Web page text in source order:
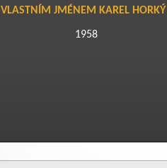
VLASTNÍM JMÉNEM KAREL HORKÝ
1958